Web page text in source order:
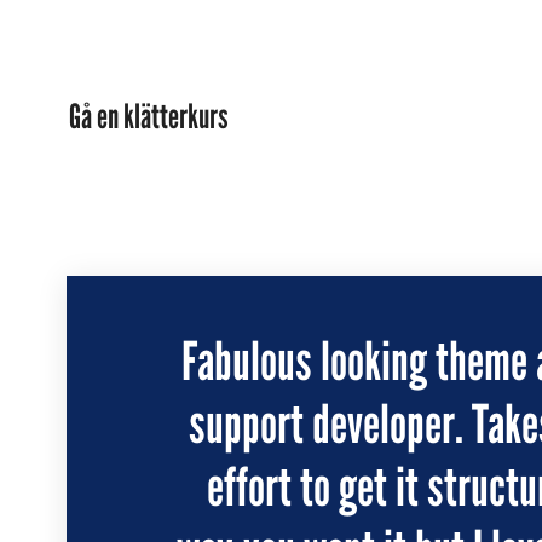
Gå en klätterkurs
Fabulous looking theme
support developer.
effort to get it
At vero eos et
duo dolores et ea
clita kasd gubergren,